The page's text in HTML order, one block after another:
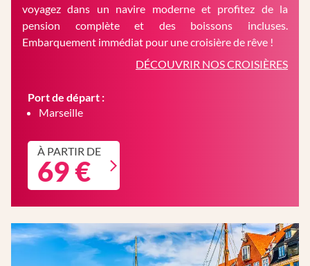
voyagez dans un navire moderne et profitez de la
pension complète et des boissons incluses.
Embarquement immédiat pour une croisière de rêve !
DÉCOUVRIR NOS CROISIÈRES
Port de départ :
Marseille
À PARTIR DE
69 €